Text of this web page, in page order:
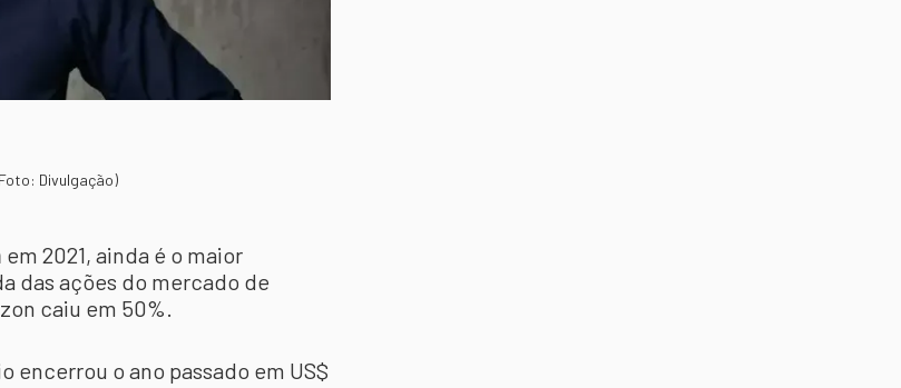
Divulgação)
em 2021, ainda é o maior
das ações do mercado de
caiu em 50%.
encerrou o ano passado em US$